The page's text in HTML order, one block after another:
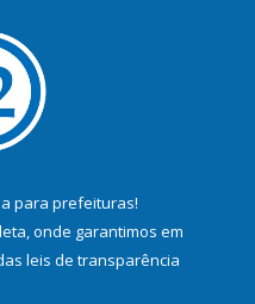
para prefeituras!
onde garantimos em
leis de transparência